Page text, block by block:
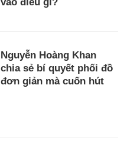
Nguyễn Hoàng Khan
chia sẻ bí quyết phối đồ
đơn giản mà cuốn hút